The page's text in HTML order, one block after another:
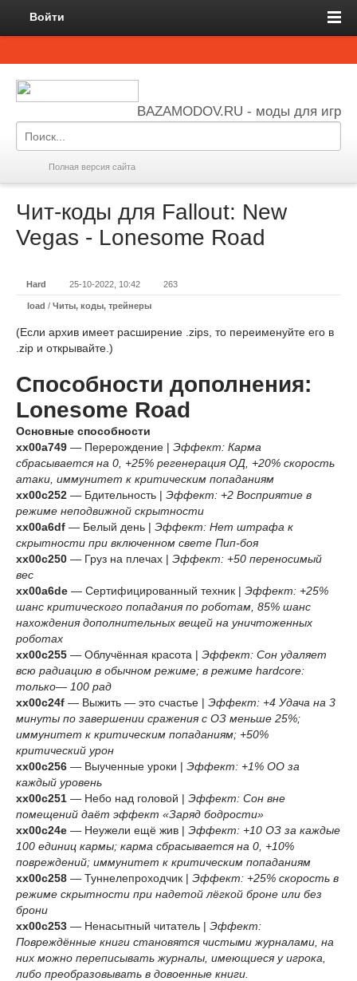
Войти
BAZAMODOV.RU - моды для игр
Полная версия сайта
Чит-коды для Fallout: New
Vegas - Lonesome Road
Hard 25-10-2022, 10:42 263
load / Читы, коды, трейнеры
(Если архив имеет расширение .zips, то переименуйте его в
.zip и открывайте.)
Способности дополнения:
Lonesome Road
Основные способности
xx00a749 — Перерождение | Эффект: Карма
сбрасывается на 0, +25% регенерация ОД, +20% скорость
атаки, иммунитет к критическим попаданиям
xx00c252 — Бдительность | Эффект: +2 Восприятие в
режиме неподвижной скрытности
xx00a6df — Белый день | Эффект: Нет штрафа к
скрытности при включенном свете Пип-боя
xx00c250 — Груз на плечах | Эффект: +50 переносимый
вес
xx00a6de — Сертифицированный техник | Эффект: +25%
шанс критического попадания по роботам, 85% шанс
нахождения дополнительных вещей на уничтоженных
роботах
xx00c255 — Облучённая красота | Эффект: Сон удаляет
всю радиацию в обычном режиме; в режиме hardcore:
только— 100 рад
xx00c24f — Выжить — это счастье | Эффект: +4 Удача на 3
минуты по завершении сражения с ОЗ меньше 25%;
иммунитет к критическим попаданиям; +50%
критический урон
xx00c256 — Выученные уроки | Эффект: +1% ОО за
каждый уровень
xx00c251 — Небо над головой | Эффект: Сон вне
помещений даёт эффект «Заряд бодрости»
xx00c24e — Неужели ещё жив | Эффект: +10 ОЗ за каждые
100 единиц кармы; карма сбрасывается на 0, +10%
повреждений; иммунитет к критическим попаданиям
xx00c258 — Туннелепроходчик | Эффект: +25% скорость в
режиме скрытности при надетой лёгкой броне или без
брони
xx00c253 — Ненасытный читатель | Эффект:
Повреждённые книги становятся чистыми журналами, на
них можно переписывать журналы, имеющиеся у игрока,
либо преобразовывать в довоенные книги.